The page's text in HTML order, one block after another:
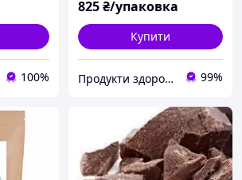
100%
825₴/упаковка
Купити
Продукти здорового харчування від компанії "Pischevik". 99%